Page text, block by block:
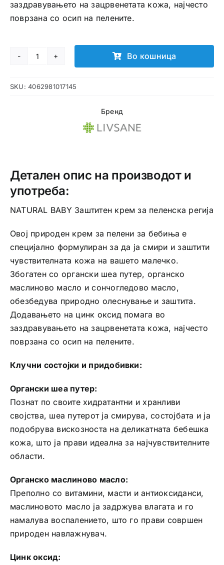
заздравувањето на зацрвенетата кожа, најчесто
поврзана со осип на пелените.
NATURAL
Заштитен
Во кошница
SKU:4062981017145
Бренд
Детален опис на производот и
употреба:
NATURAL BABY Заштитен крем за пеленска регија
Овој природен крем за пелени за бебиња е
специјално формулиран за да ја смири и заштити
чувствителната кожа на вашето малечко.
Збогатен со органски шеа путер, органско
маслиново масло и сончогледово масло,
обезбедува природно олеснување и заштита.
Додавањето на цинк оксид помага во
заздравувањето на зацрвенетата кожа, најчесто
поврзана со осип на пелените.
Клучни состојки и придобивки:
Органски шеа путер:
Познат по своите хидратантни и хранливи
својства, шеа путерот ја смирува, состојбата и ја
подобрува вискозноста на деликатната бебешка
кожа, што ја прави идеална за најчувствителните
области.
Органско маслиново масло:
Преполно со витамини, масти и антиоксиданси,
маслиновото масло ја задржува влагата и го
намалува воспалението, што го прави совршен
природен навлажнувач.
Цинк оксид: